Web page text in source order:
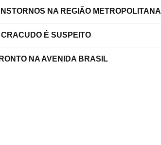
NA REGIÃO METROPOLITANA
É SUSPEITO
NA AVENIDA BRASIL